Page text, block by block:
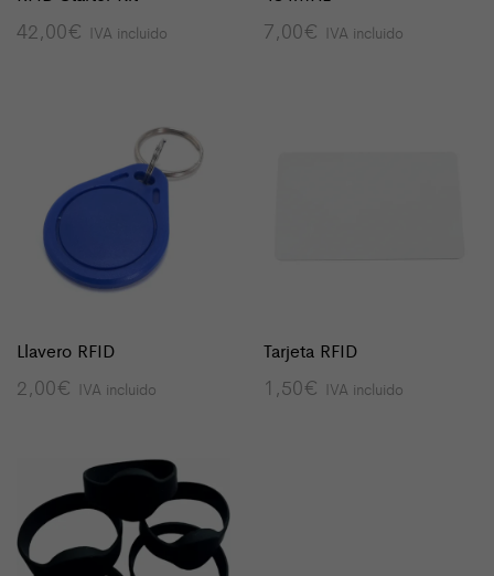
42,00€ IVA incluido 7,00€ IVA incluido
Llavero RFID
2,00€ IVA incluido
Tarjeta RFID
1,50€ IVA incluido